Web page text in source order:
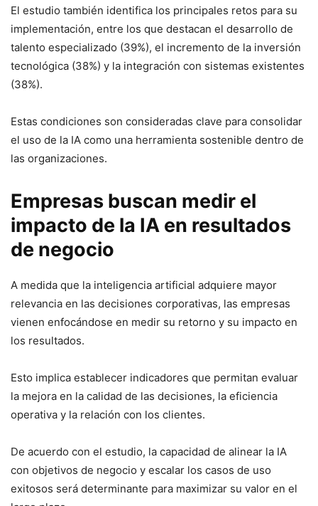
El estudio también identifica los principales retos para su
implementación, entre los que destacan el desarrollo de
talento especializado (39%), el incremento de la inversión
tecnológica (38%) y la integración con sistemas existentes
(38%).
Estas condiciones son consideradas clave para consolidar
el uso de la IA como una herramienta sostenible dentro de
las organizaciones.
Empresas buscan medir el
impacto de la IA en resultados
de negocio
A medida que la inteligencia artificial adquiere mayor
relevancia en las decisiones corporativas, las empresas
vienen enfocándose en medir su retorno y su impacto en
los resultados.
Esto implica establecer indicadores que permitan evaluar
la mejora en la calidad de las decisiones, la eficiencia
operativa y la relación con los clientes.
De acuerdo con el estudio, la capacidad de alinear la IA
con objetivos de negocio y escalar los casos de uso
exitosos será determinante para maximizar su valor en el